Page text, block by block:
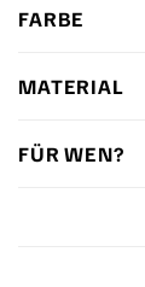
FARBE
MATERIAL
FÜR WEN?